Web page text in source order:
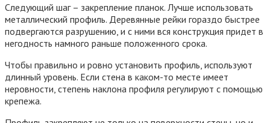
Следующий шаг – закрепление планок. Лучше использовать
металлический профиль. Деревянные рейки гораздо быстрее
подвергаются разрушению, и с ними вся конструкция придет в
негодность намного раньше положенного срока.
Чтобы правильно и ровно установить профиль, используют
длинный уровень. Если стена в каком-то месте имеет
неровности, степень наклона профиля регулируют с помощью
крепежа.